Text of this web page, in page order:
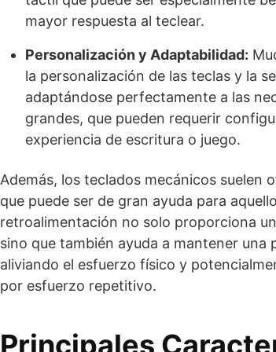
mayor respuesta al teclear.
Personalización y Adaptabilidad:
la personalización de las teclas y la
adaptándose perfectamente a las
grandes, que pueden requerir
experiencia de escritura o juego.
Además, los teclados mecánicos suelen
que puede ser de gran ayuda para
retroalimentación no solo proporciona
sino que también ayuda a mantener una
aliviando el esfuerzo físico y
por esfuerzo repetitivo.
Principales